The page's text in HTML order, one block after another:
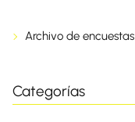
Archivo de encuestas
Categorías